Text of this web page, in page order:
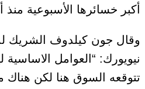
أكبر خسائرها الأسبوعية
وقال جون كيلدوف الشريك
نيويورك: “العوامل
تتوقعه السوق هنا لكن هناك